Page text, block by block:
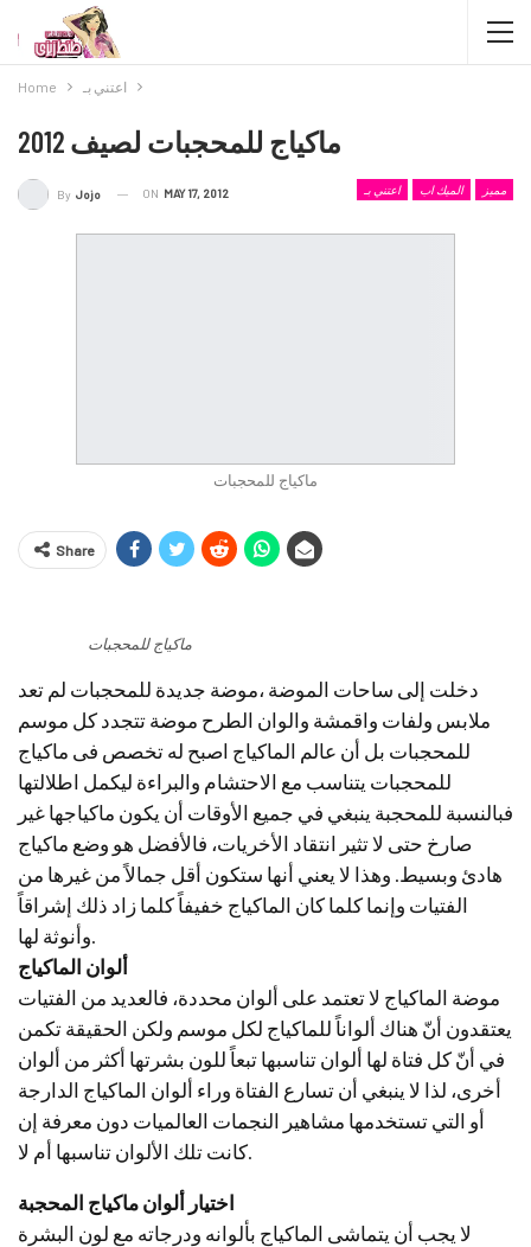
Home اعتني بـ
ماكياج للمحجبات لصيف 2012
اعتني بـ الميك اب مميز By Jojo ON MAY 17, 2012
ماكياج للمحجبات
Share
ماكياج للمحجبات
دخلت إلى ساحات الموضة ،موضة جديدة للمحجبات لم تعد
ملابس ولفات واقمشة والوان الطرح موضة تتجدد كل موسم
للمحجبات بل أن عالم الماكياج اصبح له تخصص فى ماكياج
للمحجبات يتناسب مع الاحتشام والبراءة ليكمل اطلالتها
فبالنسبة للمحجبة ينبغي في جميع الأوقات أن يكون ماكياجها غير
صارخ حتى لا تثير انتقاد الأخريات، فالأفضل هو وضع ماكياج
هادئ وبسيط. وهذا لا يعني أنها ستكون أقل جمالاً من غيرها من
الفتيات وإنما كلما كان الماكياج خفيفاً كلما زاد ذلك إشراقاً
وأنوثة لها.
ألوان الماكياج
موضة الماكياج لا تعتمد على ألوان محددة، فالعديد من الفتيات
يعتقدون أنّ هناك ألواناً للماكياج لكل موسم ولكن الحقيقة تكمن
في أنّ كل فتاة لها ألوان تناسبها تبعاً للون بشرتها أكثر من ألوان
أخرى، لذا لا ينبغي أن تسارع الفتاة وراء ألوان الماكياج الدارجة
أو التي تستخدمها مشاهير النجمات العالميات دون معرفة إن
كانت تلك الألوان تناسبها أم لا.
اختيار ألوان ماكياج المحجبة
لا يجب أن يتماشى الماكياج بألوانه ودرجاته مع لون البشرة